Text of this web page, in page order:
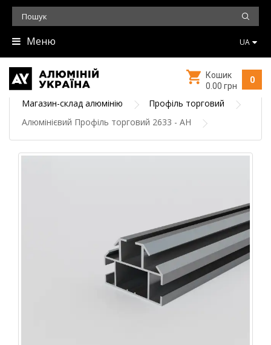
Меню UA
0
Кошик
0.00 грн
Магазин-склад алюмінію
Профіль торговий
Алюмінієвий Профіль торговий 2633 - АН